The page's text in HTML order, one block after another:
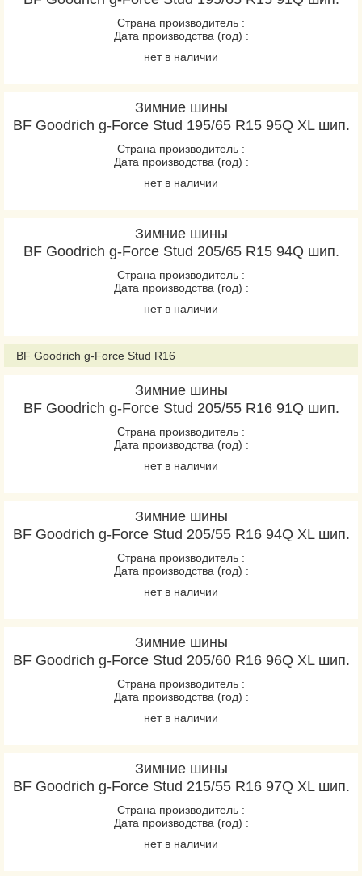
Страна производитель :
Дата производства (год) :
нет в наличии
Зимние шины
BF Goodrich g-Force Stud 195/65 R15 95Q XL шип.
Страна производитель :
Дата производства (год) :
нет в наличии
Зимние шины
BF Goodrich g-Force Stud 205/65 R15 94Q шип.
Страна производитель :
Дата производства (год) :
нет в наличии
BF Goodrich g-Force Stud R16
Зимние шины
BF Goodrich g-Force Stud 205/55 R16 91Q шип.
Страна производитель :
Дата производства (год) :
нет в наличии
Зимние шины
BF Goodrich g-Force Stud 205/55 R16 94Q XL шип.
Страна производитель :
Дата производства (год) :
нет в наличии
Зимние шины
BF Goodrich g-Force Stud 205/60 R16 96Q XL шип.
Страна производитель :
Дата производства (год) :
нет в наличии
Зимние шины
BF Goodrich g-Force Stud 215/55 R16 97Q XL шип.
Страна производитель :
Дата производства (год) :
нет в наличии